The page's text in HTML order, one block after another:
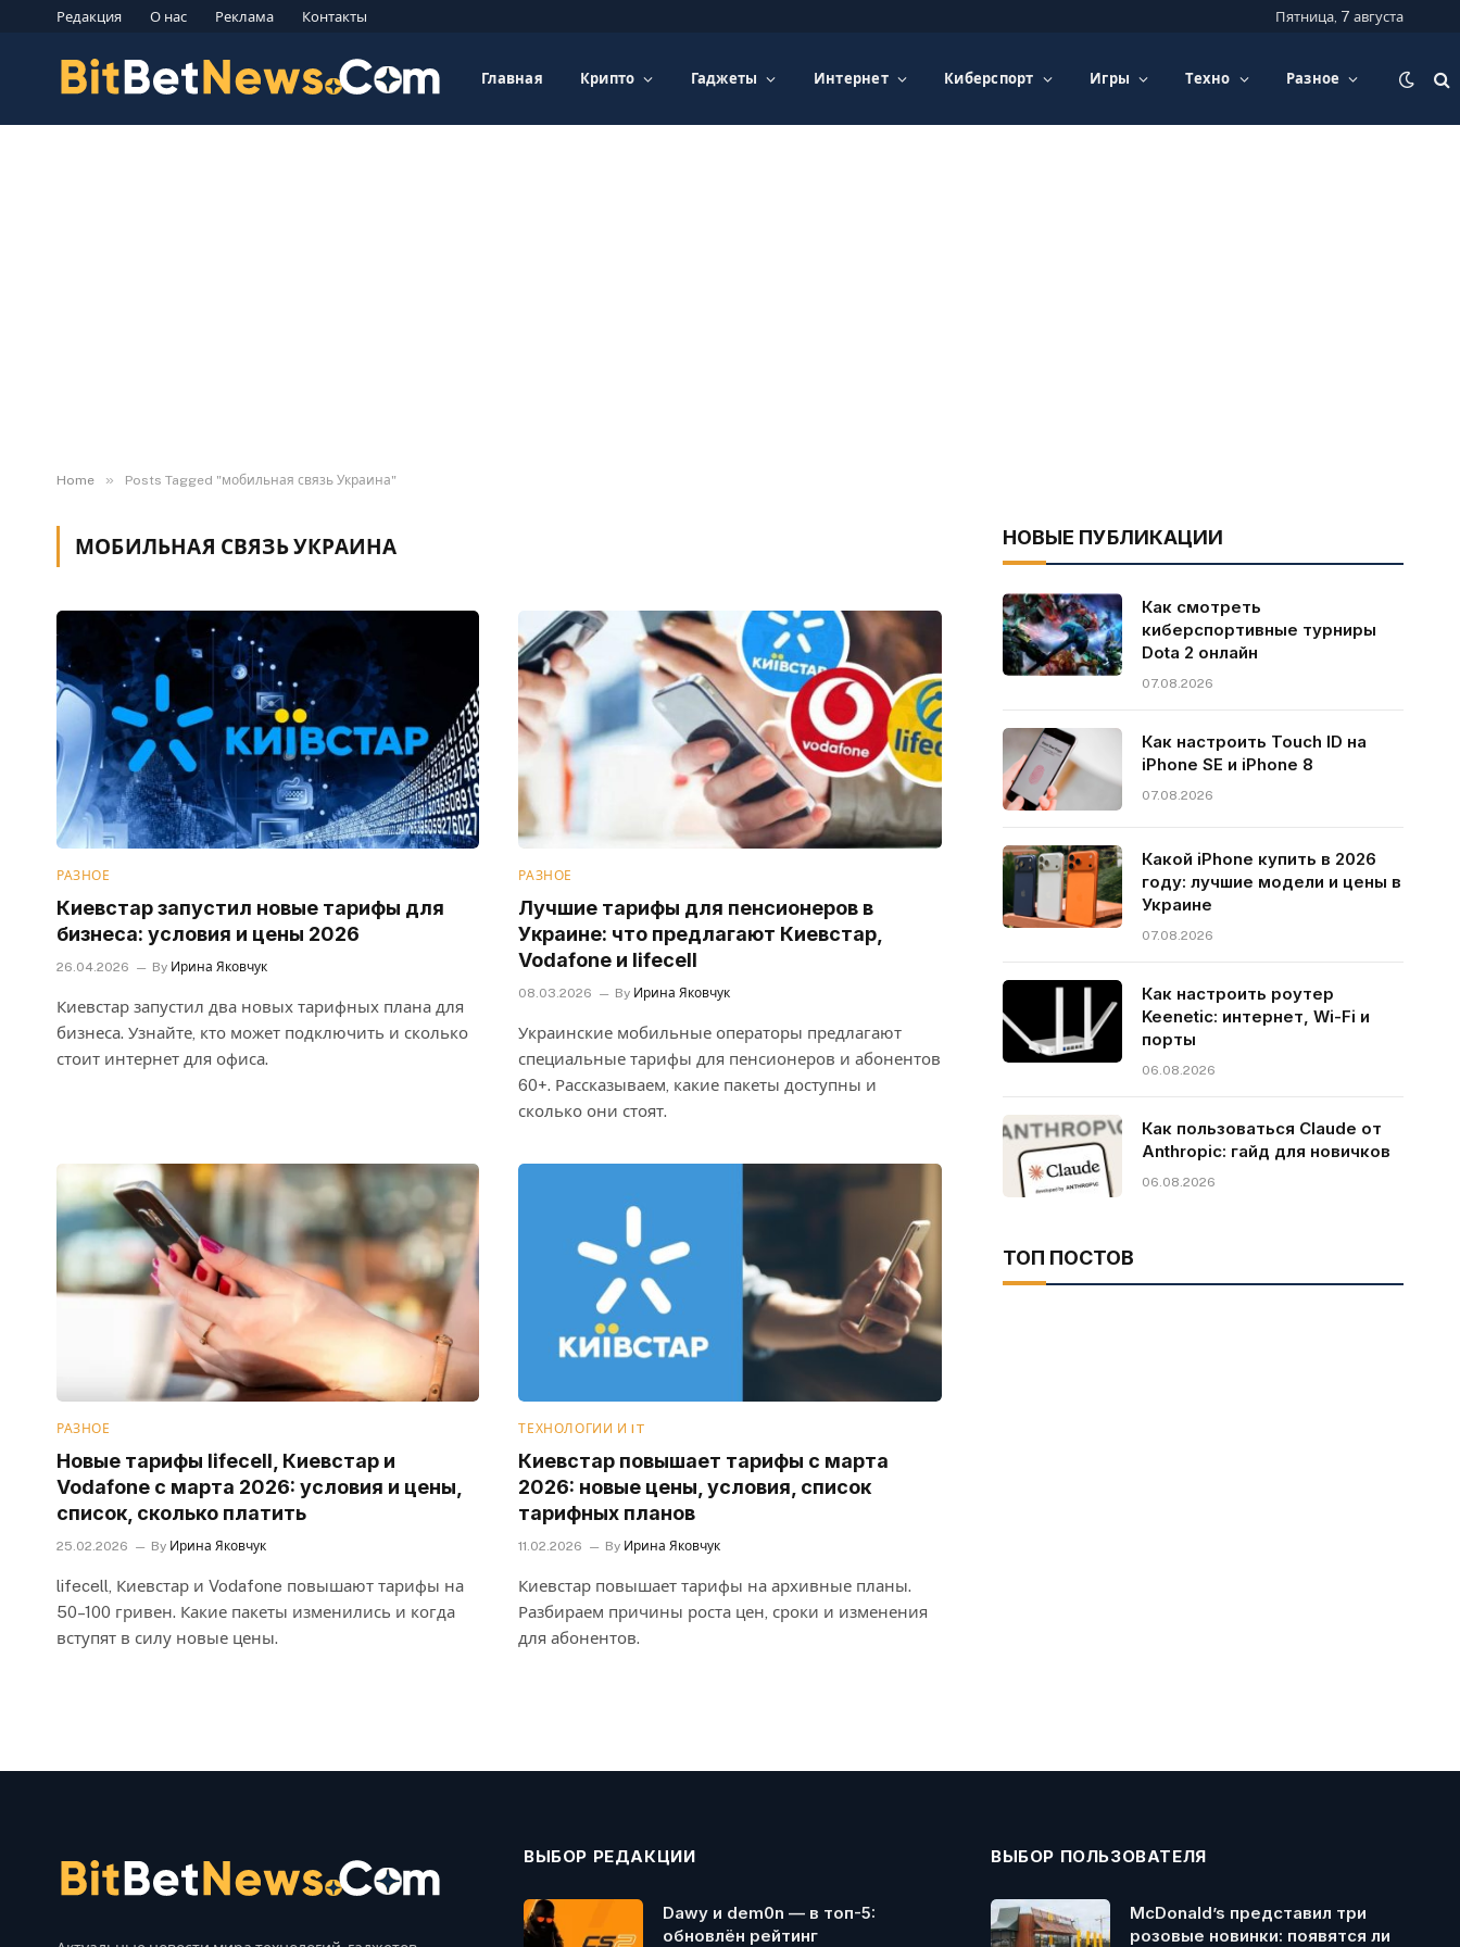
Редакция О нас Реклама Контакты Пятница, 7 августа
Главная Крипто Гаджеты Интернет Киберспорт Игры Техно Разное
Home » Posts Tagged "мобильная связь Украина"
МОБИЛЬНАЯ СВЯЗЬ УКРАИНА
РАЗНОЕ
Киевстар запустил новые тарифы для
бизнеса: условия и цены 2026
26.04.2026 By Ирина Яковчук
Киевстар запустил два новых тарифных плана для
бизнеса. Узнайте, кто может подключить и сколько
стоит интернет для офиса.
РАЗНОЕ
Лучшие тарифы для пенсионеров в
Украине: что предлагают Киевстар,
Vodafone и lifecell
08.03.2026 By Ирина Яковчук
Украинские мобильные операторы предлагают
специальные тарифы для пенсионеров и абонентов
60+. Рассказываем, какие пакеты доступны и
сколько они стоят.
РАЗНОЕ
Новые тарифы lifecell, Киевстар и
Vodafone с марта 2026: условия и цены,
список, сколько платить
25.02.2026 By Ирина Яковчук
lifecell, Киевстар и Vodafone повышают тарифы на
50–100 гривен. Какие пакеты изменились и когда
вступят в силу новые цены.
ТЕХНОЛОГИИ И IT
Киевстар повышает тарифы с марта
2026: новые цены, условия, список
тарифных планов
11.02.2026 By Ирина Яковчук
Киевстар повышает тарифы на архивные планы.
Разбираем причины роста цен, сроки и изменения
для абонентов.
НОВЫЕ ПУБЛИКАЦИИ
Как смотреть
киберспортивные турниры
Dota 2 онлайн
07.08.2026
Как настроить Touch ID на
iPhone SE и iPhone 8
07.08.2026
Какой iPhone купить в 2026
году: лучшие модели и цены в
Украине
07.08.2026
Как настроить роутер
Keenetic: интернет, Wi-Fi и
порты
06.08.2026
Как пользоваться Claude от
Anthropic: гайд для новичков
06.08.2026
ТОП ПОСТОВ
ВЫБОР РЕДАКЦИИ
Dawy и dem0n — в топ-5:
обновлён рейтинг
ВЫБОР ПОЛЬЗОВАТЕЛЯ
McDonald’s представил три
розовые новинки: появятся ли